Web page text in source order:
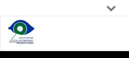
Via Avogadro, 32 -